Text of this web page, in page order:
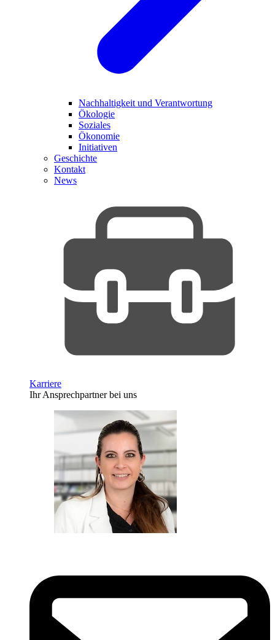
Nachhaltigkeit und Verantwortung
Ökologie
Soziales
Ökonomie
Initiativen
Geschichte
Kontakt
News
Karriere
Ihr Ansprechpartner bei uns